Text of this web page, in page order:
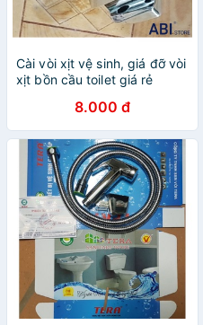
Cài vòi xịt vệ sinh, giá đỡ vòi
xịt bồn cầu toilet giá rẻ
8.000 đ